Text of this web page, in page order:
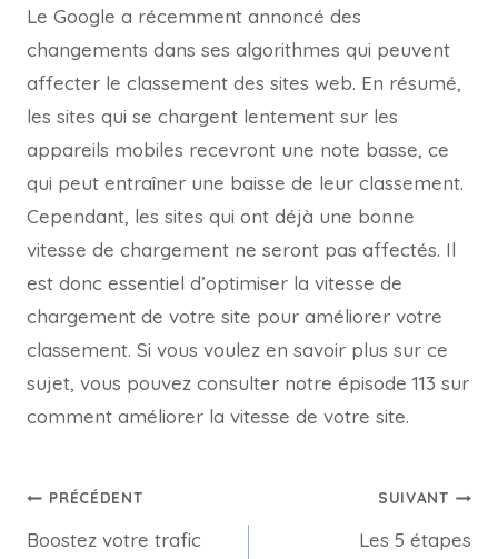
Le Google a récemment annoncé des
changements dans ses algorithmes qui peuvent
affecter le classement des sites web. En résumé,
les sites qui se chargent lentement sur les
appareils mobiles recevront une note basse, ce
qui peut entraîner une baisse de leur classement.
Cependant, les sites qui ont déjà une bonne
vitesse de chargement ne seront pas affectés. Il
est donc essentiel d’optimiser la vitesse de
chargement de votre site pour améliorer votre
classement. Si vous voulez en savoir plus sur ce
sujet, vous pouvez consulter notre épisode 113 sur
comment améliorer la vitesse de votre site.
PRÉCÉDENT
Boostez votre trafic
SUIVANT
Les 5 étapes